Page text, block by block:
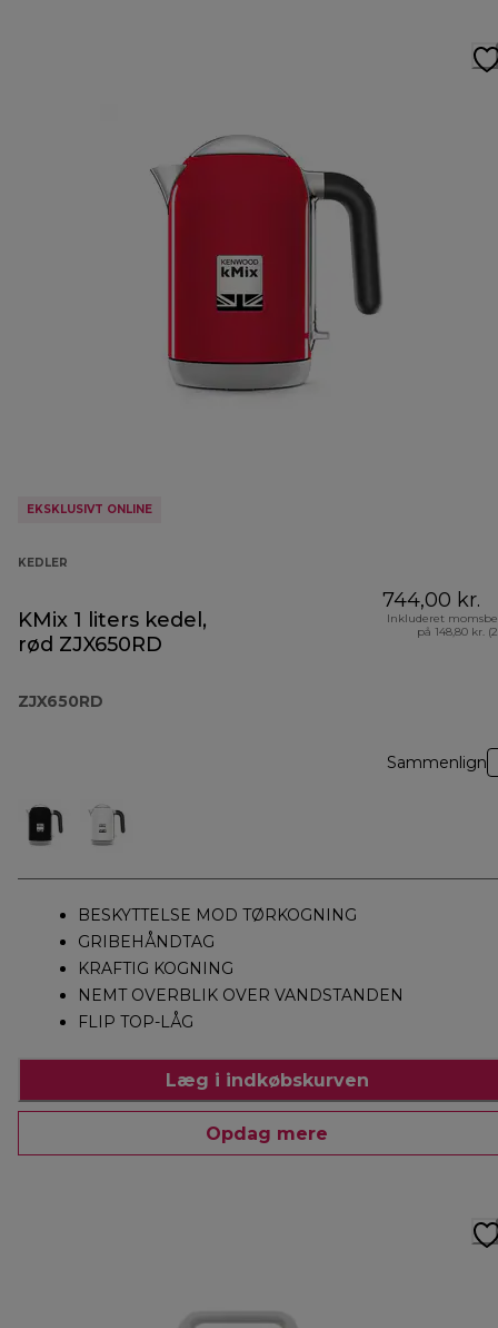
EKSKLUSIVT ONLINE
KEDLER
KMix 1 liters kedel,
rød ZJX650RD
ZJX650RD
744,00 kr.
Inkluderet
på 148,80 kr.
Sammenlign
BESKYTTELSE MOD TØRKOGNING
GRIBEHÅNDTAG
KRAFTIG KOGNING
NEMT OVERBLIK OVER VANDSTANDEN
FLIP TOP-LÅG
Læg i indkøbskurven
Opdag mere